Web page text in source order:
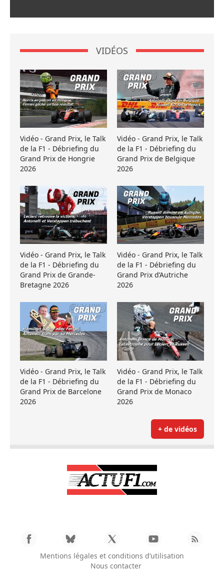
VIDÉOS
Vidéo - Grand Prix, le Talk
de la F1 - Débriefing du
Grand Prix de Hongrie
2026
Vidéo - Grand Prix, le Talk
de la F1 - Débriefing du
Grand Prix de Belgique
2026
Vidéo - Grand Prix, le Talk
de la F1 - Débriefing du
Grand Prix de Grande-
Bretagne 2026
Vidéo - Grand Prix, le Talk
de la F1 - Débriefing du
Grand Prix d’Autriche
2026
Vidéo - Grand Prix, le Talk
de la F1 - Débriefing du
Grand Prix de Barcelone
2026
Vidéo - Grand Prix, le Talk
de la F1 - Débriefing du
Grand Prix de Monaco
2026
+ de vidéos
Mentions légales et conditions d’utilisation
Nous contacter